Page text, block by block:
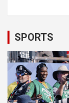
SPORTS